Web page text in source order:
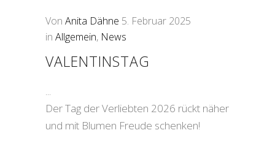
Von Anita Dähne 5. Februar 2025
in Allgemein, News
VALENTINSTAG
Der Tag der Verliebten 2026 rückt näher
und mit Blumen Freude schenken!